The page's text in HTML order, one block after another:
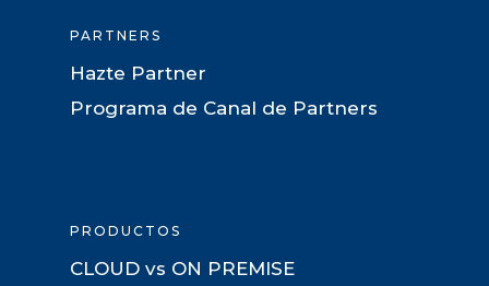
PARTNERS
Hazte Partner
Programa de Canal de Partners
PRODUCTOS
CLOUD vs ON PREMISE